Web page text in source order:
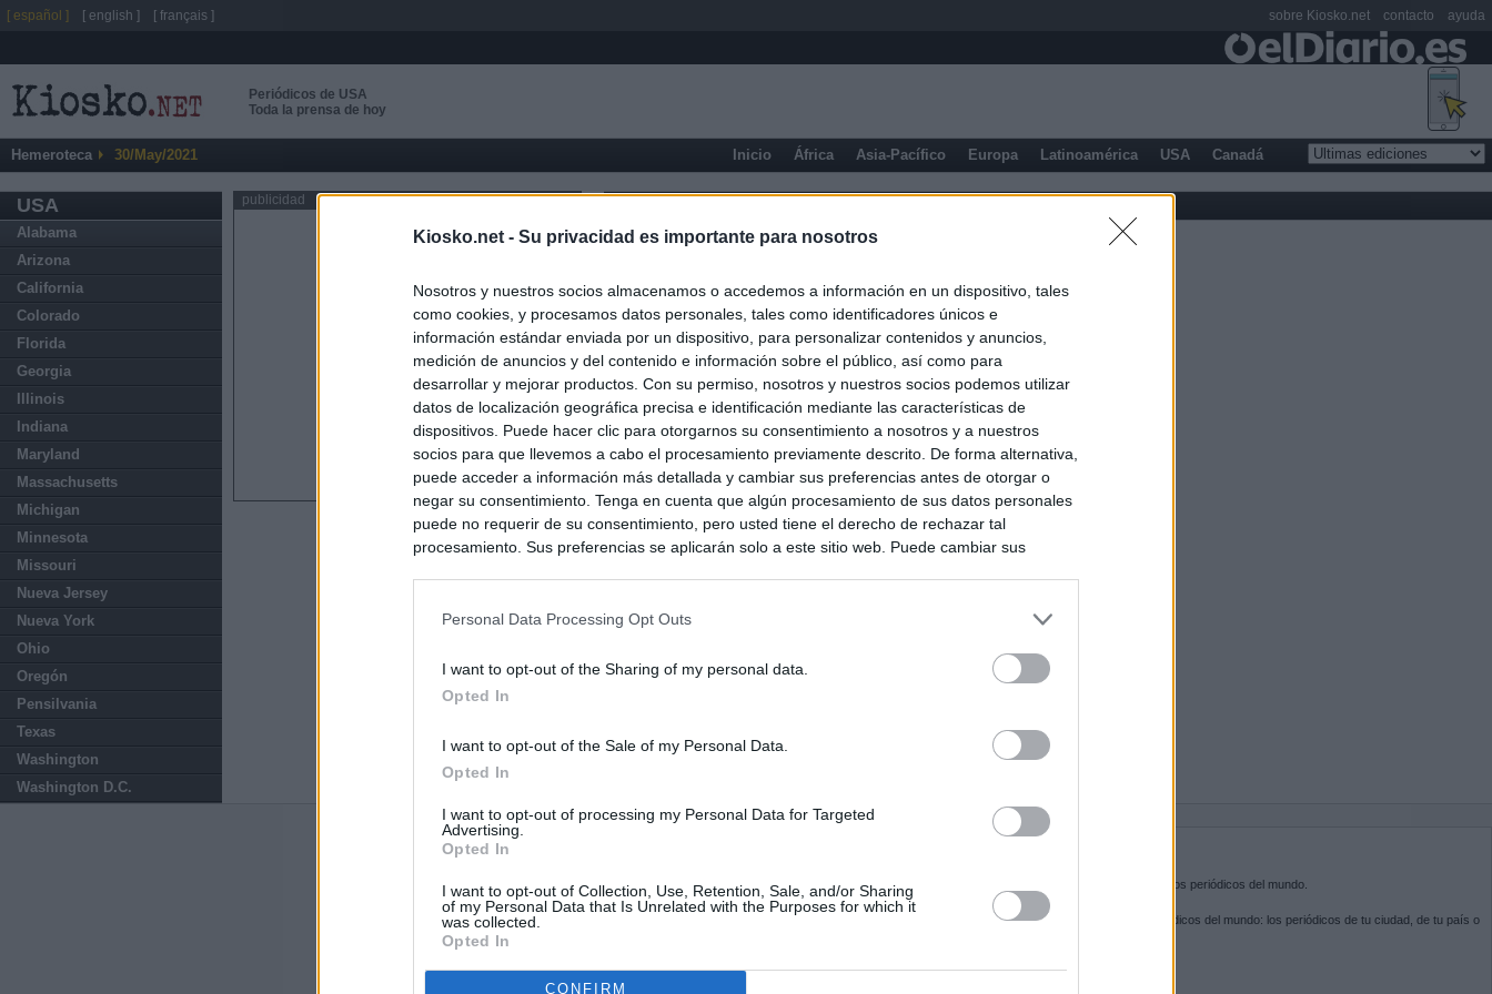
Kiosko.net - Su privacidad es importante para nosotros
Nosotros y nuestros socios almacenamos o accedemos a información en un dispositivo, tales
como cookies, y procesamos datos personales, tales como identificadores únicos e
información estándar enviada por un dispositivo, para personalizar contenidos y anuncios,
medición de anuncios y del contenido e información sobre el público, así como para
desarrollar y mejorar productos. Con su permiso, nosotros y nuestros socios podemos utilizar
datos de localización geográfica precisa e identificación mediante las características de
dispositivos. Puede hacer clic para otorgarnos su consentimiento a nosotros y a nuestros
socios para que llevemos a cabo el procesamiento previamente descrito. De forma alternativa,
puede acceder a información más detallada y cambiar sus preferencias antes de otorgar o
negar su consentimiento. Tenga en cuenta que algún procesamiento de sus datos personales
puede no requerir de su consentimiento, pero usted tiene el derecho de rechazar tal
procesamiento. Sus preferencias se aplicarán solo a este sitio web. Puede cambiar sus
Personal Data Processing Opt Outs
I want to opt-out of the Sharing of my personal data.
Opted In
I want to opt-out of the Sale of my Personal Data.
Opted In
I want to opt-out of processing my Personal Data for Targeted
Advertising.
Opted In
I want to opt-out of Collection, Use, Retention, Sale, and/or Sharing
of my Personal Data that Is Unrelated with the Purposes for which it
was collected.
Opted In
CONFIRM
Periódicos de USA
Toda la prensa de hoy
Hemeroteca 30/May/2021 Inicio África Asia-Pacífico Europa Latinoamérica USA Canadá
USA
Alabama
Arizona
California
Colorado
Florida
Georgia
Illinois
Indiana
Maryland
Massachusetts
Michigan
Minnesota
Missouri
Nueva Jersey
Nueva York
Ohio
Oregón
Pensilvania
Texas
Washington
Washington D.C.
publicidad
Últimas noticias
España impone controles a los viajeros procedentes de Italia tras el rechazo de
Meloni a quitarlos
es la puerta de entrada a los periódicos del mundo.
Navega por las portadas de los periódicos del mundo: los periódicos de tu ciudad, de tu país o
SÍGUENOS
[ español ] [ english ] [ français ] sobre Kiosko.net contacto ayuda